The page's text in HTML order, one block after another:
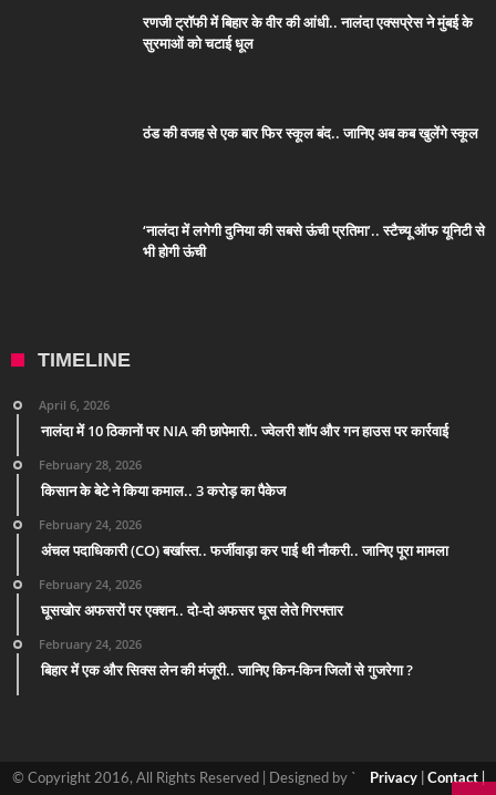
रणजी ट्रॉफी में बिहार के वीर की आंधी.. नालंदा एक्सप्रेस ने मुंबई के
सुरमाओं को चटाई धूल
ठंड की वजह से एक बार फिर स्कूल बंद.. जानिए अब कब खुलेंगे स्कूल
‘नालंदा में लगेगी दुनिया की सबसे ऊंची प्रतिमा’.. स्टैच्यू ऑफ यूनिटी से
भी होगी ऊंची
TIMELINE
April 6, 2026
नालंदा में 10 ठिकानों पर NIA की छापेमारी.. ज्वेलरी शॉप और गन हाउस पर कार्रवाई
February 28, 2026
किसान के बेटे ने किया कमाल.. 3 करोड़ का पैकेज
February 24, 2026
अंचल पदाधिकारी (CO) बर्खास्त.. फर्जीवाड़ा कर पाई थी नौकरी.. जानिए पूरा मामला
February 24, 2026
घूसखोर अफसरों पर एक्शन.. दो-दो अफसर घूस लेते गिरफ्तार
February 24, 2026
बिहार में एक और सिक्स लेन की मंजूरी.. जानिए किन-किन जिलों से गुजरेगा ?
© Copyright 2016, All Rights Reserved | Designed by ` Privacy| Contact |